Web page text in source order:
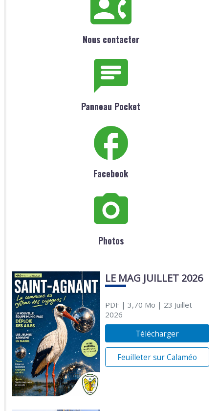
Nous contacter
Panneau Pocket
Facebook
Photos
LE MAG JUILLET 2026
PDF| 3,70 Mo | 23 Juillet
2026
Télécharger
Feuilleter sur Calaméo